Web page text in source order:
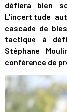
défiera bien
L'incertitude
cascade de
tactique à
Stéphane
conférence de